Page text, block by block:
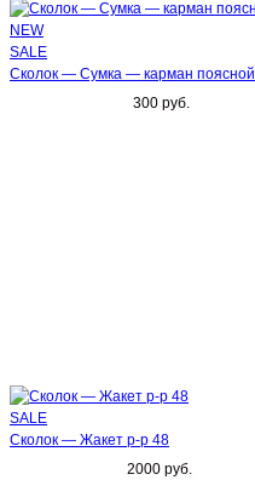
NEW
SALE
Сколок — Сумка — карман поясной
300 руб.
SALE
Сколок — Жакет р-р 48
2000 руб.